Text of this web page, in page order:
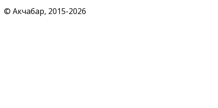
© Акчабар, 2015-2026